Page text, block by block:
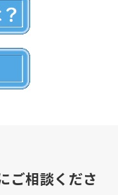
ご相談くださ